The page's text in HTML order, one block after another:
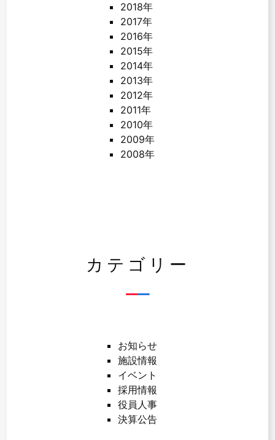
2018年
2017年
2016年
2015年
2014年
2013年
2012年
2011年
2010年
2009年
2008年
カテゴリー
お知らせ
施設情報
イベント
採用情報
役員人事
決算公告